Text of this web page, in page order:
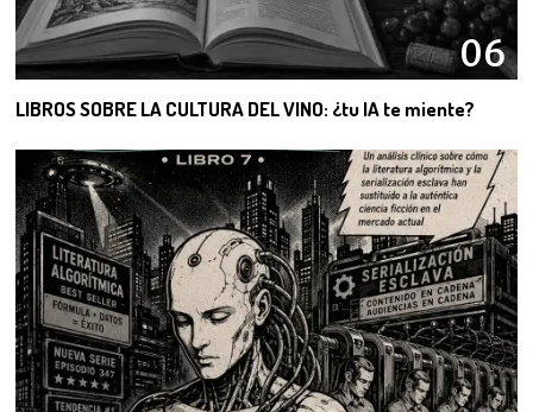
06
LIBROS SOBRE LA CULTURA DEL VINO: ¿tu IA te miente?